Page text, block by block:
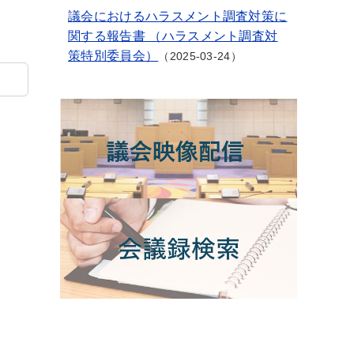
議会におけるハラスメント調査対策に
関する報告書 （ハラスメント調査対
策特別委員会）
2025-03-24